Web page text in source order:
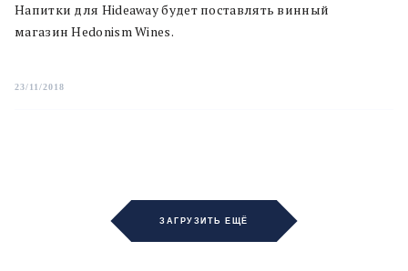
Напитки для Hideaway будет поставлять винный
магазин Hedonism Wines.
23/11/2018
ЗАГРУЗИТЬ ЕЩЁ